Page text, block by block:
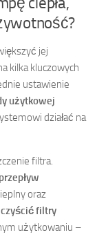
jej
kilka kluczowych
ustawienie
użytkowej
działać na
filtra.
oraz
filtry
użytkowaniu –